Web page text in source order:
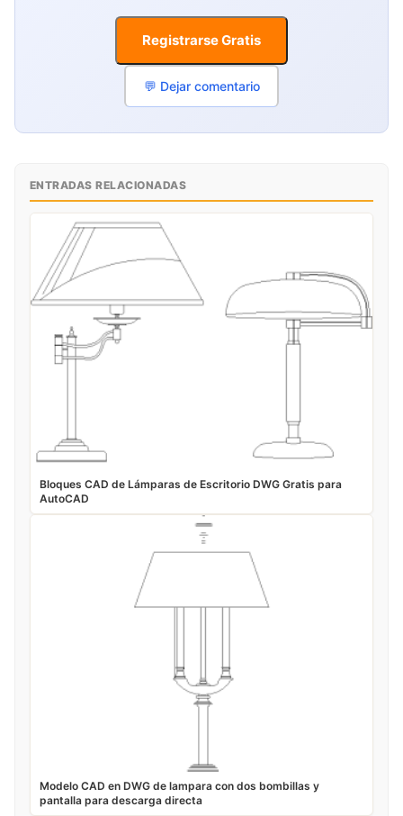
Registrarse Gratis
💬 Dejar comentario
ENTRADAS RELACIONADAS
Bloques CAD de Lámparas de Escritorio DWG Gratis para
AutoCAD
Modelo CAD en DWG de lampara con dos bombillas y
pantalla para descarga directa